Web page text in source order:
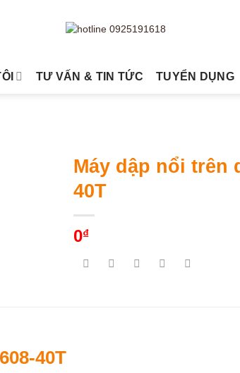
TƯ VẤN & TIN TỨC TUYỂN DỤNG
Máy dập nổi trên
40T
0₫
40T